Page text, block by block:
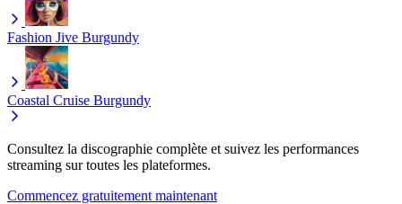
Fashion Jive Burgundy
Coastal Cruise Burgundy
Consultez la discographie complète et suivez les performances
streaming sur toutes les plateformes.
Commencez gratuitement maintenant